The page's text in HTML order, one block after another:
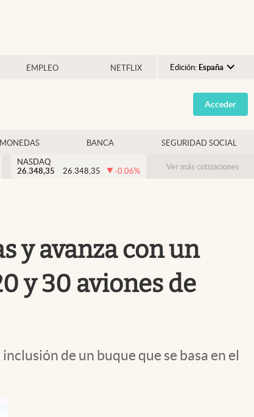
EMPLEO NETFLIX Edición: España
Argentina
España
USA
Colombia
Acceder
BANCA SEGURIDAD SOCIAL
NASDAQ
26.348,35
26.348,35 -0.06% Ver más cotizaciones
y avanza con un
y 30 aviones de
de un buque que se basa en el